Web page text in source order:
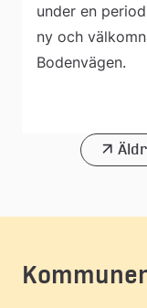
under en
ny och
Bodenvägen.